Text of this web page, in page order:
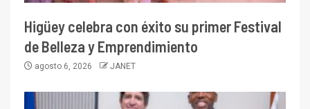
Higüey celebra con éxito su primer Festival
de Belleza y Emprendimiento
agosto 6, 2026 JANET